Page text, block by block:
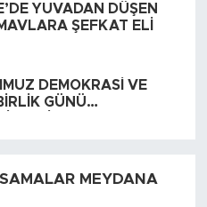
YUVADAN DÜŞEN
ŞEFKAT ELİ
DEMOKRASİ VE
GÜNÜ
MEYDANA